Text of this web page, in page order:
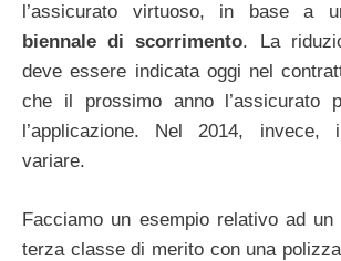
l’assicurato virtuoso, in base a
biennale di scorrimento. La
deve essere indicata oggi nel
che il prossimo anno l’assicurato
l’applicazione. Nel 2014,
variare.
Facciamo un esempio relativo ad un
terza classe di merito con una